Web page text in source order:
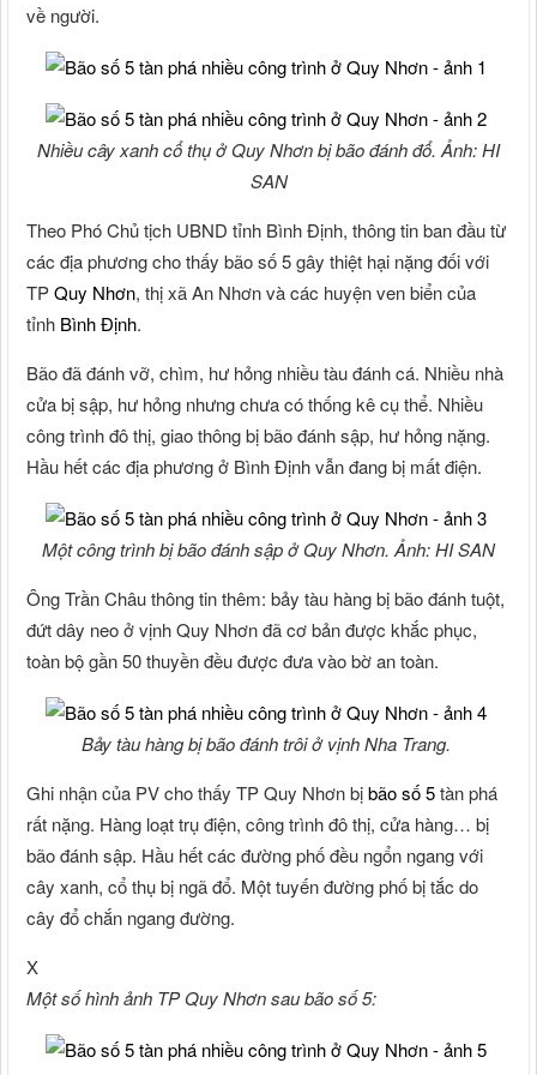
về người.
Nhiều cây xanh cổ thụ ở Quy Nhơn bị bão đánh đổ. Ảnh: HI
SAN
Theo Phó Chủ tịch UBND tỉnh Bình Định, thông tin ban đầu từ
các địa phương cho thấy bão số 5 gây thiệt hại nặng đối với
TPQuy Nhơn, thị xã An Nhơn và các huyện ven biển của
tỉnh Bình Định.
Bão đã đánh vỡ, chìm, hư hỏng nhiều tàu đánh cá. Nhiều nhà
cửa bị sập, hư hỏng nhưng chưa có thống kê cụ thể. Nhiều
công trình đô thị, giao thông bị bão đánh sập, hư hỏng nặng.
Hầu hết các địa phương ở Bình Định vẫn đang bị mất điện.
Một công trình bị bão đánh sập ở Quy Nhơn. Ảnh: HI SAN
Ông Trần Châu thông tin thêm: bảy tàu hàng bị bão đánh tuột,
đứt dây neo ở vịnh Quy Nhơn đã cơ bản được khắc phục,
toàn bộ gần 50 thuyền đều được đưa vào bờ an toàn.
Bảy tàu hàng bị bão đánh trôi ở vịnh Nha Trang.
Ghi nhận của PV cho thấy TP Quy Nhơn bịbão số 5tàn phá
rất nặng. Hàng loạt trụ điện, công trình đô thị, cửa hàng… bị
bão đánh sập. Hầu hết các đường phố đều ngổn ngang với
cây xanh, cổ thụ bị ngã đổ. Một tuyến đường phố bị tắc do
cây đổ chắn ngang đường.
X
Một số hình ảnh TP Quy Nhơn sau bão số 5: